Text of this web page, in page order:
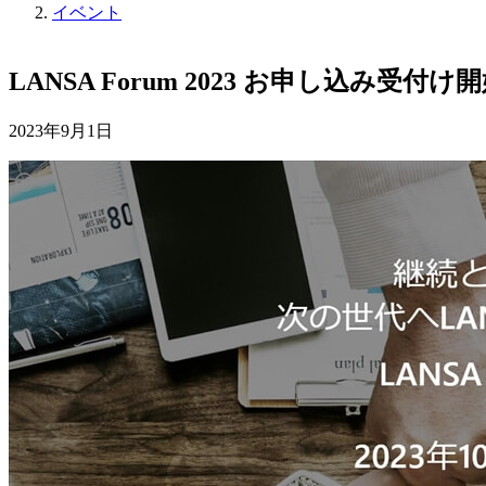
イベント
LANSA Forum 2023 お申し込み受付け
2023年9月1日